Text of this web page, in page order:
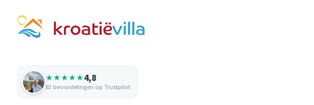
★★★★★4,8
82 beoordelingen op Trustpilot